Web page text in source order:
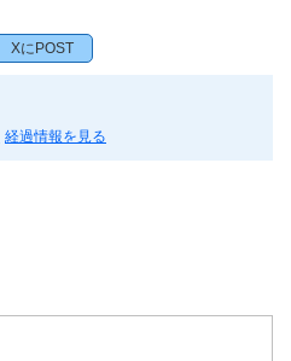
XにPOST
経過情報を見る